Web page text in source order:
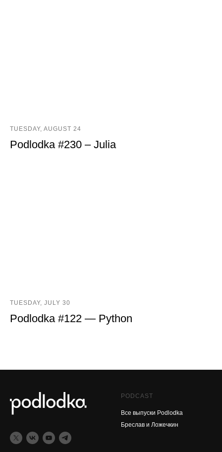
TUESDAY, AUGUST 24
Podlodka #230 – Julia
TUESDAY, JULY 30
Podlodka #122 — Python
PODCAST
Все выпуски Podlodka
Бреслав и Ложечкин